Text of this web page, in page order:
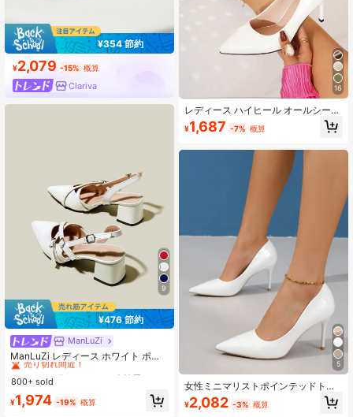
¥354 節約
¥2,079 -15% 概算
Clariva
9
¥476 節約
ManLuZi
ManLuZi レディース ホワイト ポイ
ンテッドトゥ シングルストラップ チ
ャンキーヒール ハイヒールパンプス
バックスリングストラップ付き
#1 ベストセラー
売り切れ間近！
#1 ベストセラー
売り切れ間近！
#1 ベストセラー
売り切れ間近！
#1 ベストセラー
売り切れ間近！
800+ sold
¥1,974 -19% 概算
16
レディース ハイヒール オールシーズ
ン シンプル＆控えめ エレガント 通
勤・旅行・パーティー・オフィス・
国風 万能シューズ
¥1,687 -7% 概算
5
女性ミニマリストポインテッドトゥ
スティレットヒールパンプス エレガ
ントな白無地コートパンプス、エレ
¥2,082 -3% 概算